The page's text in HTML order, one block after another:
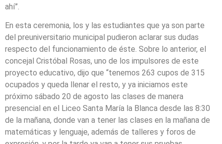
ahí”.
En esta ceremonia, los y las estudiantes que ya son parte
del preuniversitario municipal pudieron aclarar sus dudas
respecto del funcionamiento de éste. Sobre lo anterior, el
concejal Cristóbal Rosas, uno de los impulsores de este
proyecto educativo, dijo que “tenemos 263 cupos de 315
ocupados y queda llenar el resto, y ya iniciamos este
próximo sábado 20 de agosto las clases de manera
presencial en el Liceo Santa María la Blanca desde las 8:30
de la mañana, donde van a tener las clases en la mañana de
matemáticas y lenguaje, además de talleres y foros de